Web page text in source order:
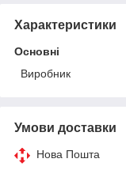
Характеристики
Основні
Виробник
Умови доставки
Нова Пошта